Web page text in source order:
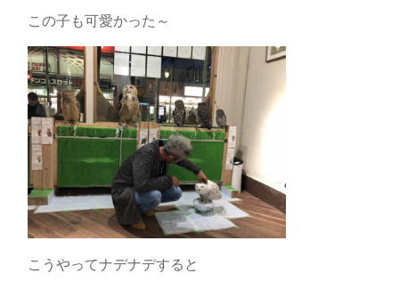
この子も可愛かった～
こうやってナデナデすると